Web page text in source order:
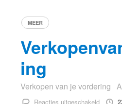
MEER
ing
Verkopen van je vordering
Reacties uitgeschakeldvoor